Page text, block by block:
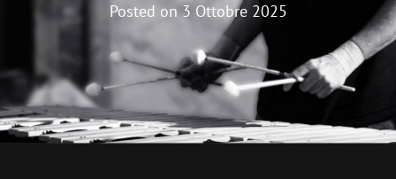
Posted on3 Ottobre 2025